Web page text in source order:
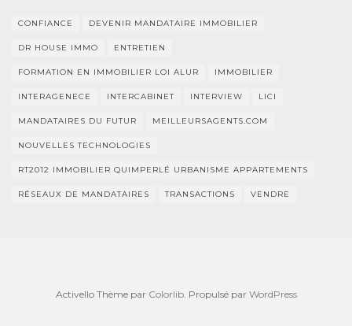
CONFIANCE DEVENIR MANDATAIRE IMMOBILIER
DR HOUSE IMMO ENTRETIEN
FORMATION EN IMMOBILIER LOI ALUR IMMOBILIER
INTERAGENECE INTERCABINET INTERVIEW LICI
MANDATAIRES DU FUTUR MEILLEURSAGENTS.COM
NOUVELLES TECHNOLOGIES
RT2012 IMMOBILIER QUIMPERLÉ URBANISME APPARTEMENTS
RÉSEAUX DE MANDATAIRES TRANSACTIONS VENDRE
Activello Thème par Colorlib. Propulsé par WordPress